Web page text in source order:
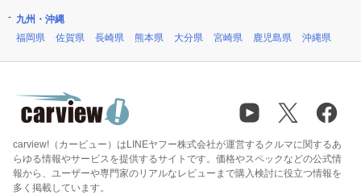
九州・沖縄
福岡県
佐賀県 長崎県 熊本県 大分県 宮崎県 鹿児島県 沖縄県
carview!（カービュー）はLINEヤフー株式会社が運営するクルマに関するあ
らゆる情報やサービスを提供するサイトです。価格やスペックなどの公式情
報から、ユーザーや専門家のリアルなレビューまで購入検討に役立つ情報を
多く掲載しています。